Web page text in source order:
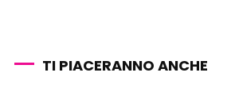
TI PIACERANNO ANCHE